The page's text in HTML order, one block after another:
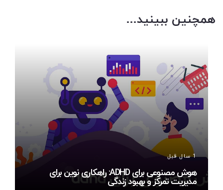
همچنین ببینید...
1 سال قبل
هوش مصنوعی برای ADHD: راهکاری نوین برای
مدیریت تمرکز و بهبود زندگی